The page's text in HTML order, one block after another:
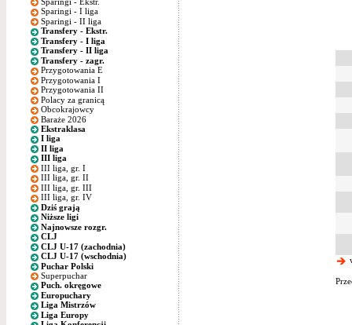
Sparingi - I liga
Sparingi - II liga
Transfery - Ekstr.
Transfery - I liga
Transfery - II liga
Transfery - zagr.
Przygotowania E
Przygotowania I
Przygotowania II
Polacy za granicą
Obcokrajowcy
Baraże 2026
Ekstraklasa
I liga
II liga
III liga
III liga, gr. I
III liga, gr. II
III liga, gr. III
III liga, gr. IV
Dziś grają
Niższe ligi
Najnowsze rozgr.
CLJ
CLJ U-17 (zachodnia)
CLJ U-17 (wschodnia)
Puchar Polski
Superpuchar
Puch. okręgowe
Europuchary
Liga Mistrzów
Liga Europy